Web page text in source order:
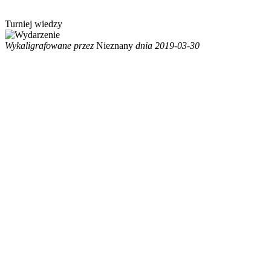
Turniej wiedzy
Wykaligrafowane przez Nieznany dnia 2019-03-30